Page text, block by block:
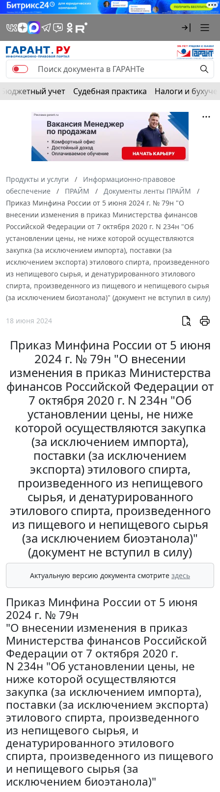
Бюджетный учет Судебная практика Налоги и
Продукты и услуги
Информационно-правовое
обеспечение
ПРАЙМ
Документы ленты ПРАЙМ
Приказ Минфина России от 5 июня 2024 г. № 79н "О
внесении изменения в приказ Министерства финансов
Российской Федерации от 7 октября 2020 г. N 234н "Об
установлении цены, не ниже которой осуществляются
закупка (за исключением импорта), поставки (за
исключением экспорта) этилового спирта, произведенного
из непищевого сырья, и денатурированного этилового
спирта, произведенного из пищевого и непищевого сырья
(за исключением биоэтанола)" (документ не вступил в силу)
18 июня 2024
Приказ Минфина России от 5 июня
2024 г. № 79н "О внесении
изменения в приказ Министерства
финансов Российской Федерации от
7 октября 2020 г. N 234н "Об
установлении цены, не ниже
которой осуществляются закупка
(за исключением импорта),
поставки (за исключением
экспорта) этилового спирта,
произведенного из непищевого
сырья, и денатурированного
этилового спирта, произведенного
из пищевого и непищевого сырья
(за исключением биоэтанола)"
(документ не вступил в силу)
Актуальную версию документа смотрите здесь
Приказ Минфина России от 5 июня
2024 г. № 79н
"О внесении изменения в приказ
Министерства финансов Российской
Федерации от 7 октября 2020 г.
N 234н "Об установлении цены, не
ниже которой осуществляются
закупка (за исключением импорта),
поставки (за исключением экспорта)
этилового спирта, произведенного
из непищевого сырья, и
денатурированного этилового
спирта, произведенного из пищевого
и непищевого сырья (за
исключением биоэтанола)"